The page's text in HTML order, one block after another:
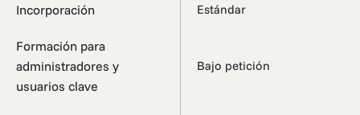
Incorporación Estándar
Formación para
administradores y
usuarios clave
Bajo petición